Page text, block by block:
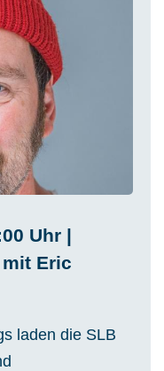
Uhr |
Eric
laden die SLB